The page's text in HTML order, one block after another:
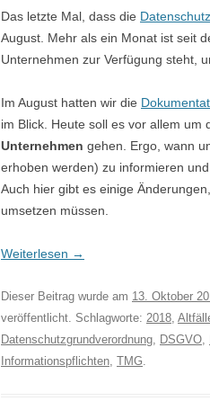
Das letzte Mal, dass die
August. Mehr als ein Monat ist seit
Unternehmen zur Verfügung steht,
Im August hatten wir die
im Blick. Heute soll es vor allem um
Unternehmen gehen. Ergo, wann
erhoben werden) zu informieren
Auch hier gibt es einige
umsetzen müssen.
Weiterlesen →
Dieser Beitrag wurde am 13. Oktober
veröffentlicht. Schlagworte: 2018,
Datenschutzgrundverordnung, DSGVO,
Informationspflichten, TMG.